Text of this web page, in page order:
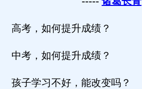
高考，如何提升成绩？
中考，如何提升成绩？
孩子学习不好，能改变吗？